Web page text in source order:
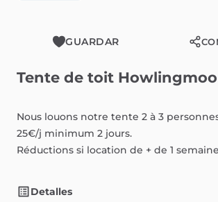
GUARDAR
Tente de toit
Nous louons notre tente 2 à 3
25€​/​j minimum 2 jours.
Réductions si location de + de 1 semaine
Detalles